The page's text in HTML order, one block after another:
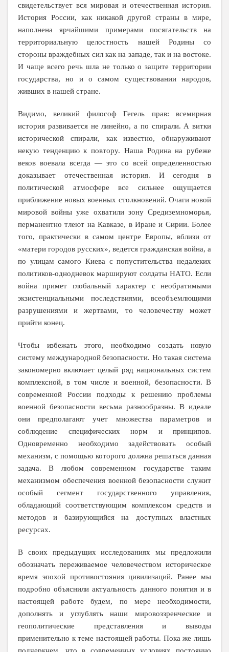
свидетельствует вся мировая и отечественная история.
История России, как никакой другой страны в мире,
наполнена ярчайшими примерами посягательств на
территориальную целостность нашей Родины со
стороны враждебных сил как на западе, так и на востоке.
И чаще всего речь шла не только о защите территории
государства, но и о самом существовании народов,
живших в нашей стране.
Видимо, великий философ Гегель прав: всемирная
история развивается не линейно, а по спирали. А витки
исторической спирали, как известно, обнаруживают
некую тенденцию к повтору. Наша Родина на рубеже
веков воевала всегда — это со всей определенностью
доказывает отечественная история. И сегодня в
политической атмосфере все сильнее ощущается
приближение новых военных столкновений. Очаги новой
мировой войны уже охватили зону Средиземноморья,
перманентно тлеют на Кавказе, в Иране и Сирии. Более
того, практически в самом центре Европы, вблизи от
«матери городов русских», ведется гражданская война, а
по улицам самого Киева с попустительства недалеких
политиков-однодневок маршируют солдаты НАТО. Если
война примет глобальный характер с необратимыми
экзистенциальными последствиями, всеобъемлющими
разрушениями и жертвами, то человечеству может
прийти конец.
Чтобы избежать этого, необходимо создать новую
систему международнойбезопасности. Но такая система
закономерно включает целый ряд национальных систем
комплексной, в том числе и военной, безопасности. В
современной России подходы к решению проблемы
военной безопасности весьма разнообразны. В идеале
они предполагают учет множества параметров и
соблюдение специфических норм и принципов.
Одновременно необходимо задействовать особый
механизм, с помощью которого должна решаться данная
задача. В любом современном государстве таким
механизмом обеспечения военной безопасности служит
особый сегмент государственного управления,
обладающий соответствующим комплексом средств и
методов и базирующийся на доступных властных
ресурсах.
В своих предыдущих исследованиях мы предложили
обозначать переживаемое человечеством историческое
время эпохой противостояния цивилизаций. Ранее мы
подробно объяснили актуальность данного понятия и в
настоящей работе будем, по мере необходимости,
дополнять и углублять наши мировоззренческие и
геополитические представления и выводы
применительно к теме настоящей работы. Пока же лишь